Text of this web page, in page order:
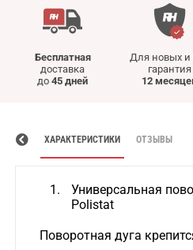
Бесплатная
доставка
до45 дней
Для новых
гарантия
12
ХАРАКТЕРИСТИКИ ОТЗЫВЫ
Универсальная
Polistat
Поворотная дуга